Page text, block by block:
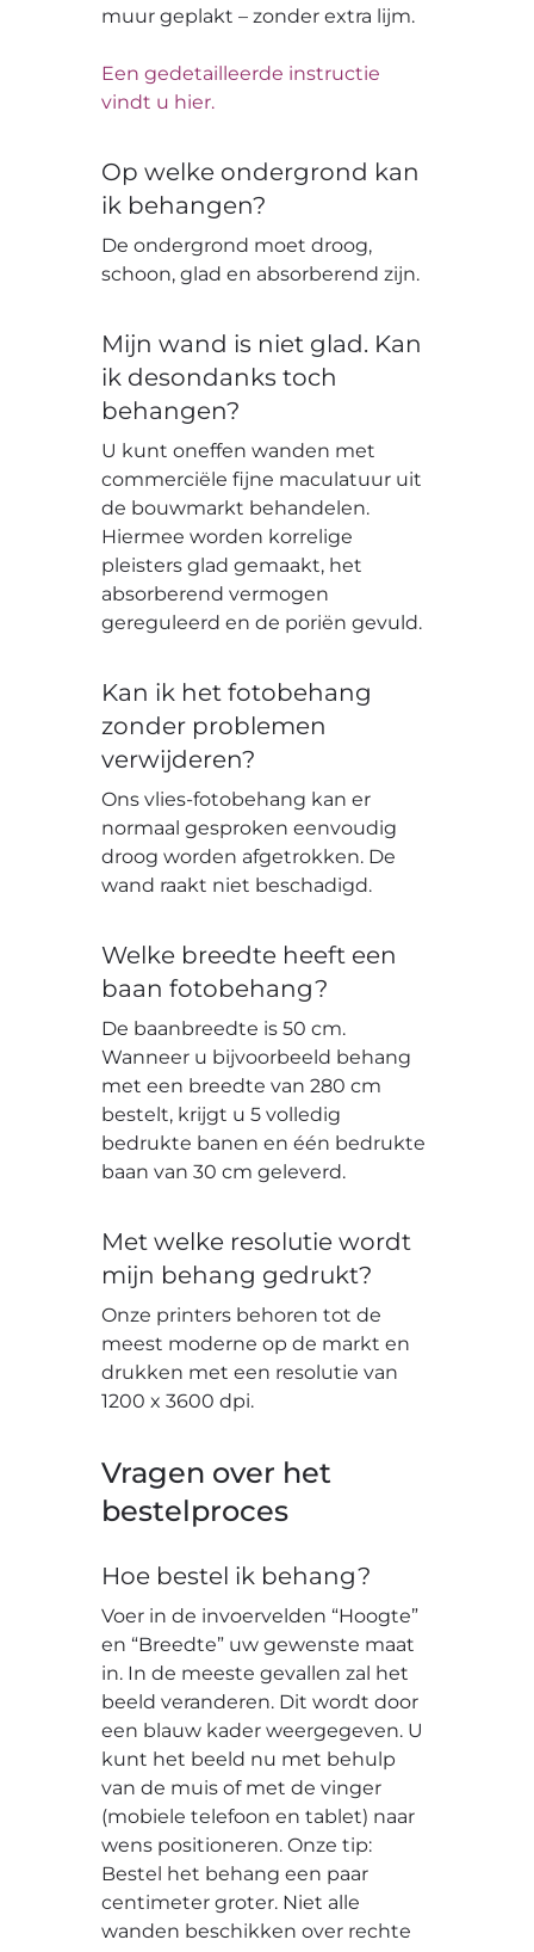
muur geplakt – zonder extra lijm.
Een gedetailleerde instructie
vindt u hier.
Op welke ondergrond kan
ik behangen?
De ondergrond moet droog,
schoon, glad en absorberend zijn.
Mijn wand is niet glad. Kan
ik desondanks toch
behangen?
U kunt oneffen wanden met
commerciële fijne maculatuur uit
de bouwmarkt behandelen.
Hiermee worden korrelige
pleisters glad gemaakt, het
absorberend vermogen
gereguleerd en de poriën gevuld.
Kan ik het fotobehang
zonder problemen
verwijderen?
Ons vlies-fotobehang kan er
normaal gesproken eenvoudig
droog worden afgetrokken. De
wand raakt niet beschadigd.
Welke breedte heeft een
baan fotobehang?
De baanbreedte is 50 cm.
Wanneer u bijvoorbeeld behang
met een breedte van 280 cm
bestelt, krijgt u 5 volledig
bedrukte banen en één bedrukte
baan van 30 cm geleverd.
Met welke resolutie wordt
mijn behang gedrukt?
Onze printers behoren tot de
meest moderne op de markt en
drukken met een resolutie van
1200 x 3600 dpi.
Vragen over het
bestelproces
Hoe bestel ik behang?
Voer in de invoervelden “Hoogte”
en “Breedte” uw gewenste maat
in. In de meeste gevallen zal het
beeld veranderen. Dit wordt door
een blauw kader weergegeven. U
kunt het beeld nu met behulp
van de muis of met de vinger
(mobiele telefoon en tablet) naar
wens positioneren. Onze tip:
Bestel het behang een paar
centimeter groter. Niet alle
wanden beschikken over rechte